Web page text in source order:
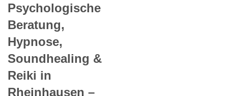
Psychologische
Beratung,
Hypnose,
Soundhealing &
Reiki in
Rheinhausen –